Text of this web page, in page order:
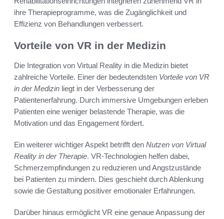
ihre Therapieprogramme, was die Zugänglichkeit und
Effizienz von Behandlungen verbessert.
Vorteile von VR in der Medizin
Die Integration von Virtual Reality in die Medizin bietet
zahlreiche Vorteile. Einer der bedeutendsten Vorteile von VR
in der Medizin liegt in der Verbesserung der
Patientenerfahrung. Durch immersive Umgebungen erleben
Patienten eine weniger belastende Therapie, was die
Motivation und das Engagement fördert.
Ein weiterer wichtiger Aspekt betrifft den Nutzen von Virtual
Reality in der Therapie. VR-Technologien helfen dabei,
Schmerzempfindungen zu reduzieren und Angstzustände
bei Patienten zu mindern. Dies geschieht durch Ablenkung
sowie die Gestaltung positiver emotionaler Erfahrungen.
Darüber hinaus ermöglicht VR eine genaue Anpassung der